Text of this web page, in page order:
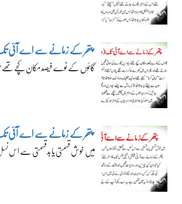
پتھر کے زمانے سے اے
گائوں کے نوے فیصد مکان کچے
پتھر کے زمانے سے اے آئی
میں خوش قسمتی یا بدقسمتی سے اس